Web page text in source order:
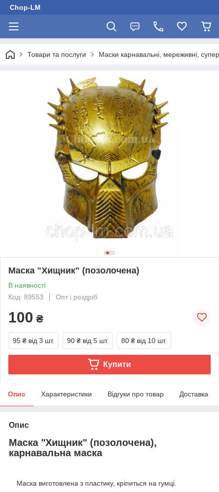
Chop-LM
Товари та послуги Маски карнавальні, мереживні,
Маска "Хищник" (позолочена)
В наявності
Код: 89553
Опт і роздріб
100 ₴
95 ₴ від 3 шт. 90 ₴ від 5 шт. 80 ₴ від 10 шт.
Купити
Опис Характеристики Відгуки про товар Доставка
Опис
Маска "Хищник" (позолочена),
карнавальна маска
Маска виготовлена з пластику, кріпиться на гумці.